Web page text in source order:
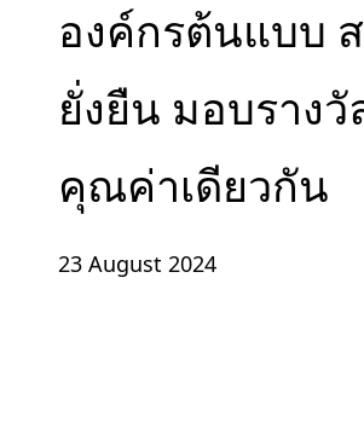
องค์กรต้นแบบ
ยั่งยืน มอบราง
คุณค่าเดียวกัน
23 August 2024